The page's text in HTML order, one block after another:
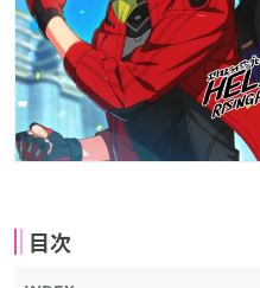
目次